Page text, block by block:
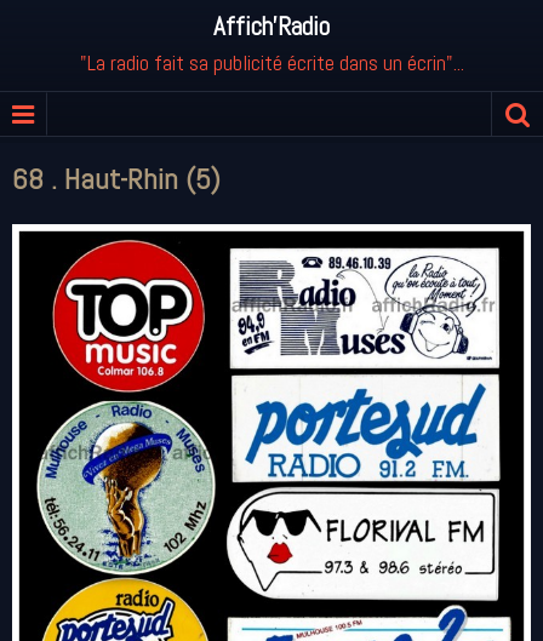
Affich'Radio
"La radio fait sa publicité écrite dans un écrin"...
68 . Haut-Rhin (5)